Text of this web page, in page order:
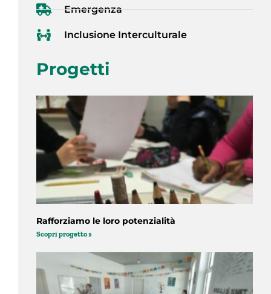
Emergenza
Inclusione Interculturale
Progetti
Rafforziamo le loro potenzialità
Scopri progetto »